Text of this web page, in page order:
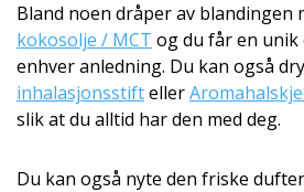
Bland noen dråper av blandingen
kokosolje / MCT og du får en unik
enhver anledning. Du kan også
inhalasjonsstifteller
slik at du alltid har den med deg.
Du kan også nyte den friske